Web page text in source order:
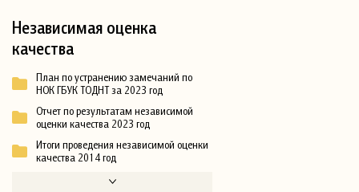
Независимая оценка
качества
План по устранению замечаний по
НОК ГБУК ТОДНТ за 2023 год
Отчет по результатам независимой
оценки качества 2023 год
Итоги проведения независимой оценки
качества 2014 год